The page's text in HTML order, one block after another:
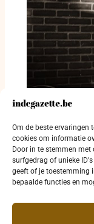
Om de beste ervaringen
cookies om informatie
Door in te stemmen met
surfgedrag of unieke
geeft of je toestemming
bepaalde functies en
Jarich
grensbeleid
2 augustus 2026